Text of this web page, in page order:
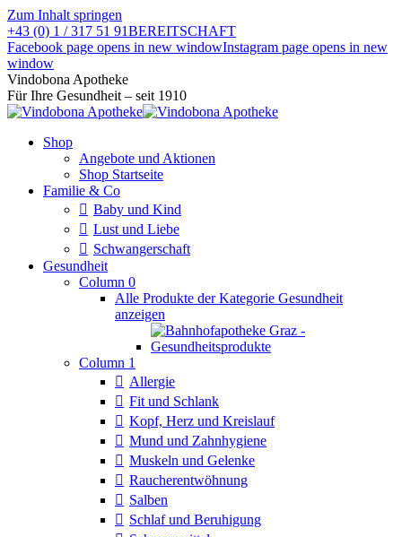
Zum Inhalt springen
+43 (0) 1 / 317 51 91BEREITSCHAFT
Facebook page opens in new windowInstagram page opens in new
window
Vindobona Apotheke
Für Ihre Gesundheit – seit 1910
Shop
Angebote und Aktionen
Shop Startseite
Familie & Co
Baby und Kind
Lust und Liebe
Schwangerschaft
Gesundheit
Column 0
Alle Produkte der Kategorie Gesundheit
anzeigen
Column 1
Allergie
Fit und Schlank
Kopf, Herz und Kreislauf
Mund und Zahnhygiene
Muskeln und Gelenke
Raucherentwöhnung
Salben
Schlaf und Beruhigung